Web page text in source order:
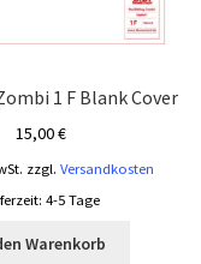
1 F Blank Cover
15,00€
zzgl.Versandkosten
4-5 Tage
Warenkorb